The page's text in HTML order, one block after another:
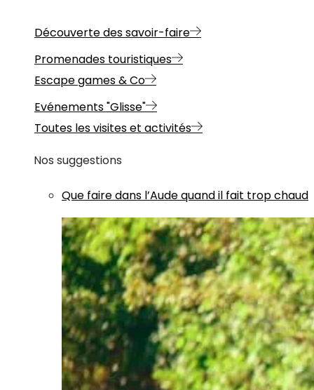
Découverte des savoir-faire
Promenades touristiques
Escape games & Co
Evénements "Glisse"
Toutes les visites et activités
Nos suggestions
Que faire dans l’Aude quand il fait trop chaud